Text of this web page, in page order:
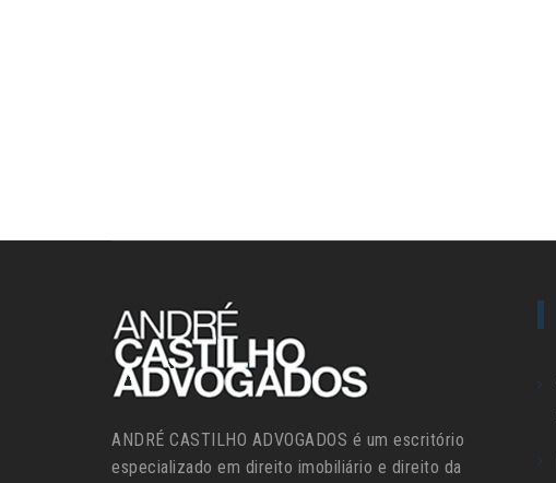
ANDRÉ CASTILHO ADVOGADOS é um escritório
especializado em direito imobiliário e direito da